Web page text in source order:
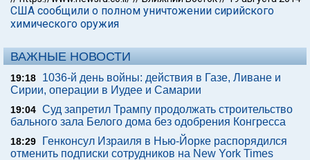
США сообщили о полном уничтожении сирийского
химического оружия
ВАЖНЫЕ НОВОСТИ
19:18
1036-й день войны: действия в Газе, Ливане и
Сирии, операции в Иудее и Самарии
19:04 Суд запретил Трампу продолжать строительство
бального зала Белого дома без одобрения Конгресса
18:29
Генконсул Израиля в Нью-Йорке распорядился
отменить подписки сотрудников на New York Times